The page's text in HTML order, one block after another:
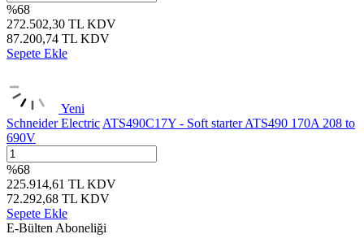
%68
272.502,30 TL KDV
87.200,74 TL KDV
Sepete Ekle
Yeni
Schneider Electric ATS490C17Y - Soft starter ATS490 170A 208 to
690V
%68
225.914,61 TL KDV
72.292,68 TL KDV
Sepete Ekle
E-Bülten Aboneliği